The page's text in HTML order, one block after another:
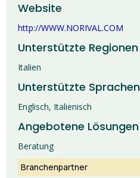
Website
http://WWW.NORIVAL.COM
Unterstützte Regionen
Italien
Unterstützte Sprachen
Englisch, Italienisch
Angebotene Lösungen
Beratung
Branchenpartner